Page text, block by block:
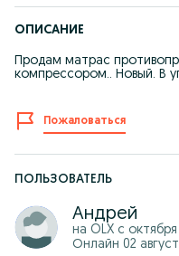
ОПИСАНИЕ
Продам матрас
компрессором.. Новый. В
Пожаловаться
ПОЛЬЗОВАТЕЛЬ
Андрей
на OLX с октября
Онлайн 02